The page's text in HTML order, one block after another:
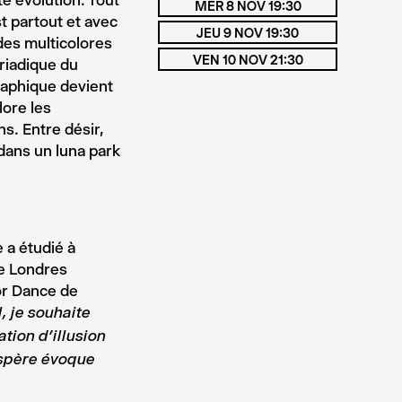
partout et avec
multicolores
du
devient
les
Entre désir,
un luna park
a étudié à
Londres
Dance de
je souhaite
d’illusion
évoque
MER 8 NOV 19:30
JEU 9 NOV 19:30
VEN 10 NOV 21:30